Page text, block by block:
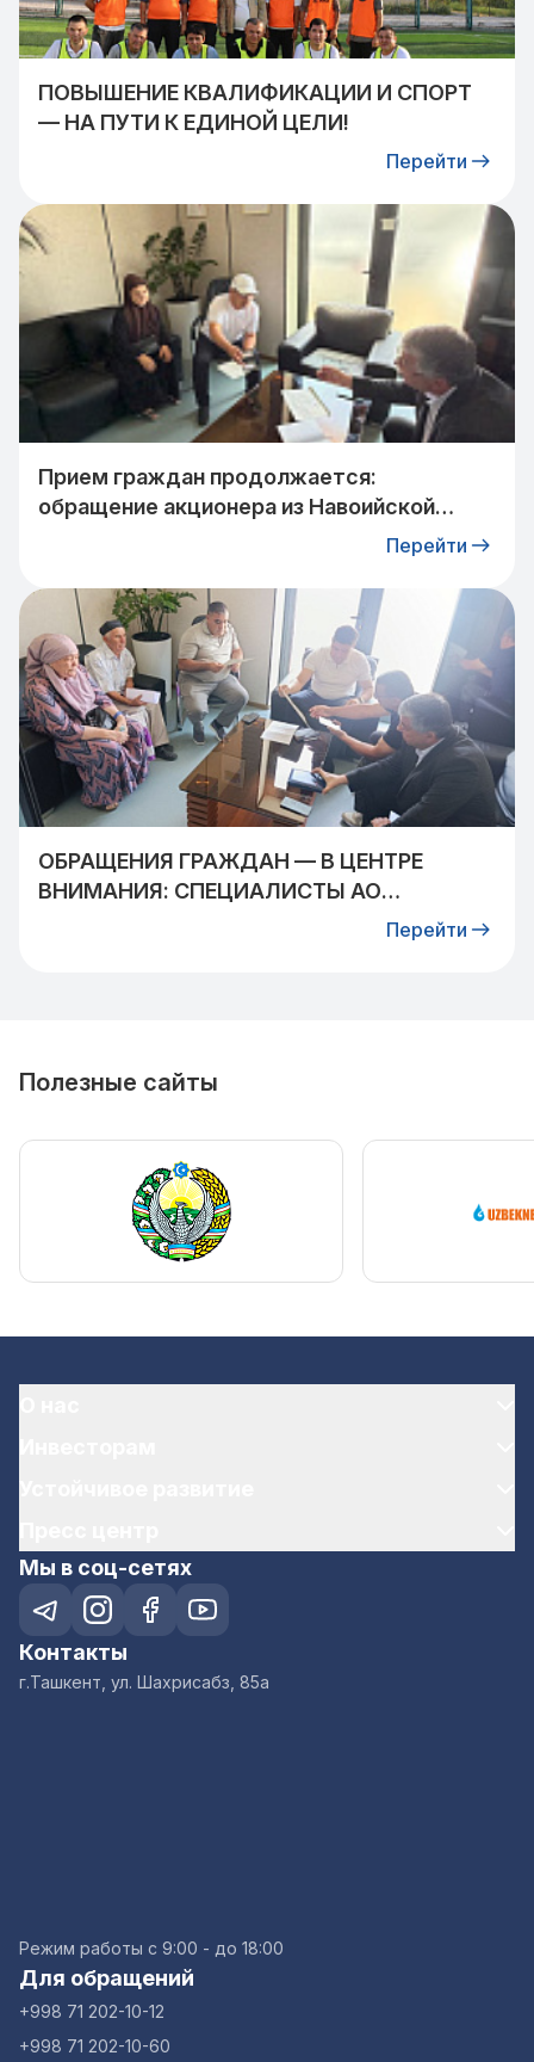
ПОВЫШЕНИЕ КВАЛИФИКАЦИИ И СПОРТ
— НА ПУТИ К ЕДИНОЙ ЦЕЛИ!
Перейти
Прием граждан продолжается:
обращение акционера из Навоийской
Перейти
ОБРАЩЕНИЯ ГРАЖДАН — В ЦЕНТРЕ
ВНИМАНИЯ: СПЕЦИАЛИСТЫ АО
«УЗТРАНСГАЗ» ВСТРЕТИЛИСЬ СПерейти
Полезные сайты
Мы в соц-сетях
Контакты
г.Ташкент, ул. Шахрисабз, 85а
Режим работы с 9:00 - до 18:00
Для обращений
+998 71 202-10-12
+998 71 202-10-60